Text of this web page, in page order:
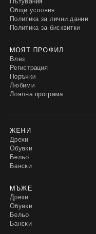
Общи условия
Политика за лични данни
Политика за бисквитки
МОЯТ ПРОФИЛ
Влез
Регистрация
Поръчки
Любими
Лоялна програма
ЖЕНИ
Дрехи
Обувки
Бельо
Бански
МЪЖЕ
Дрехи
Обувки
Бельо
Бански